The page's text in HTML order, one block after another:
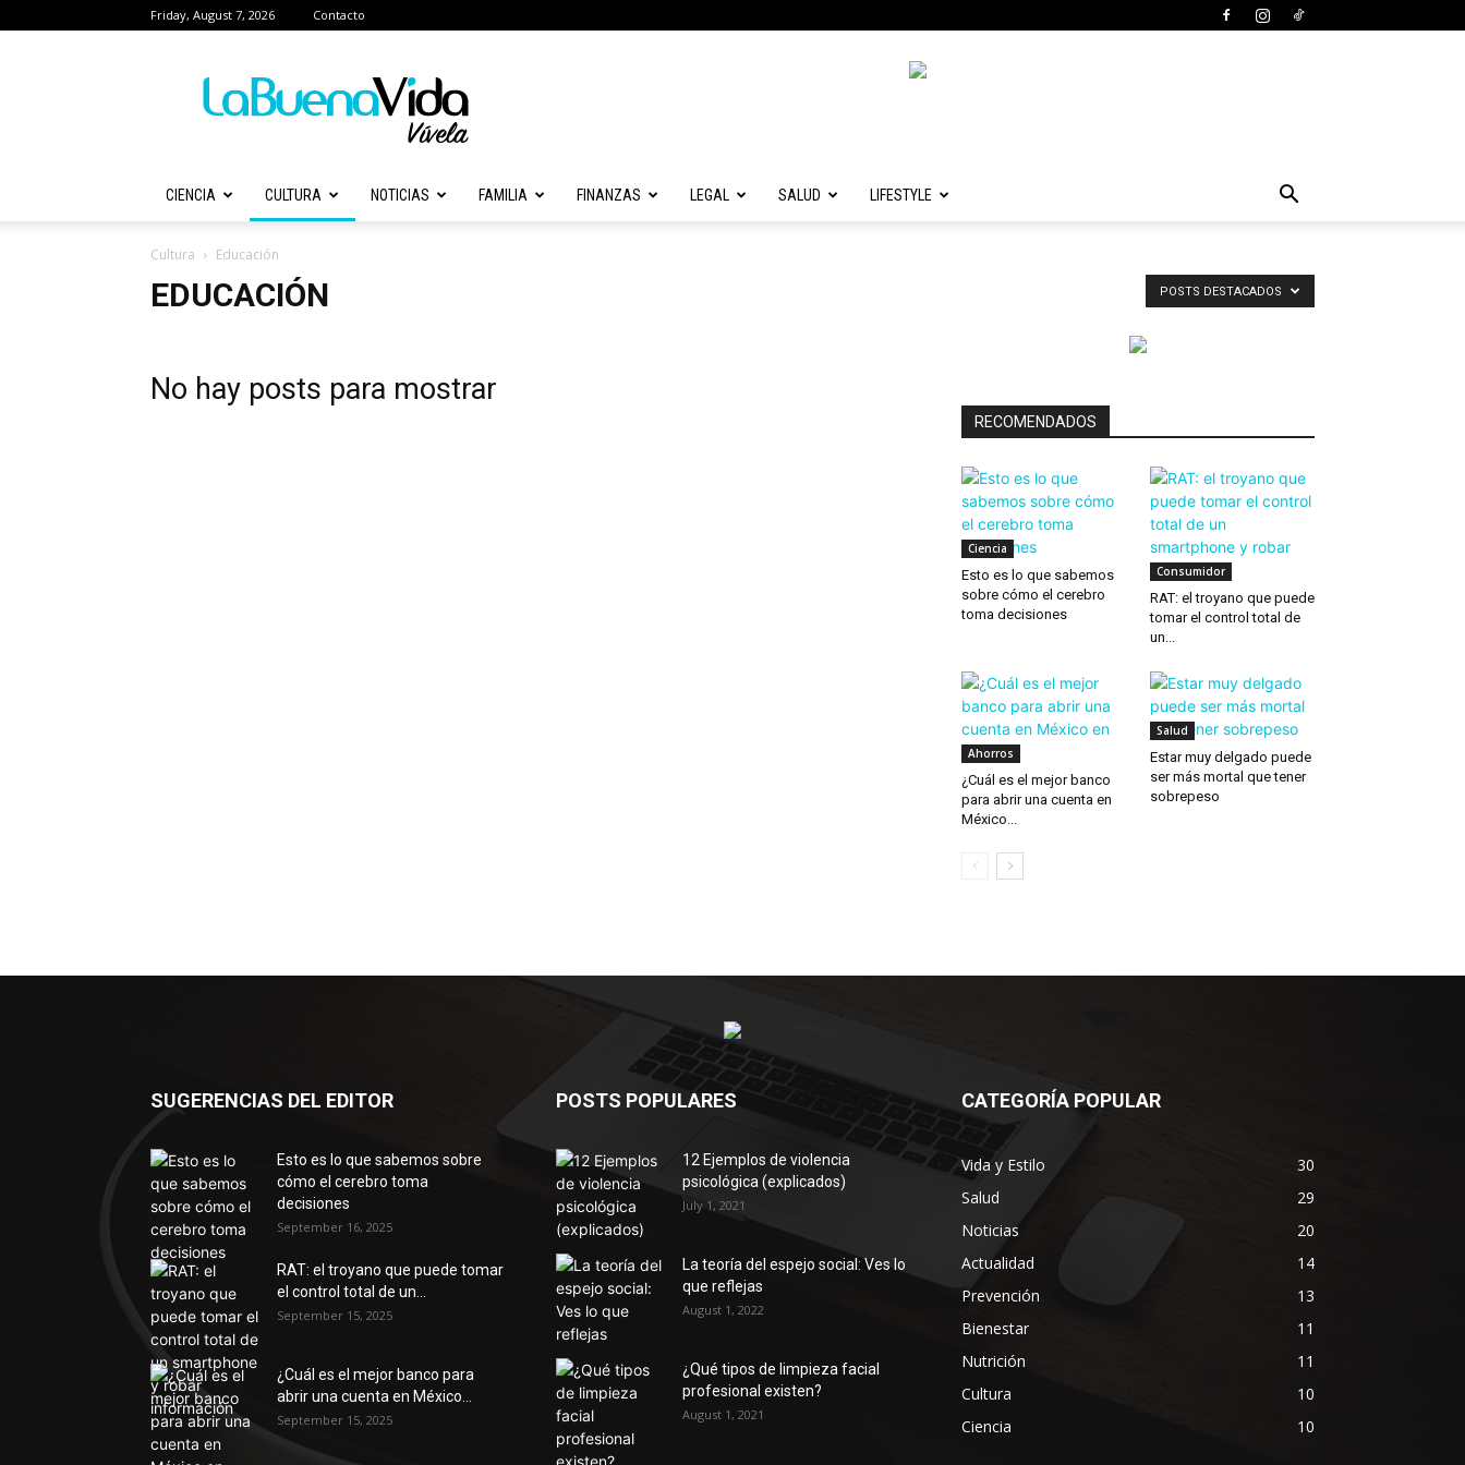
Friday, August 7, 2026 Contacto
Buena
Vida
Salud,
CIENCIA CULTURA NOTICIAS FAMILIA FINANZAS LEGAL SALUD LIFESTYLE
Cultura Educación
EDUCACIÓN POSTS DESTACADOS
No hay posts para mostrar
RECOMENDADOS
Ciencia
Esto es lo que sabemos
sobre cómo el cerebro
toma decisiones
Consumidor
RAT: el troyano que puede
tomar el control total de
un...
Ahorros
¿Cuál es el mejor banco
para abrir una cuenta en
México...
Salud
Estar muy delgado puede
ser más mortal que tener
sobrepeso
SUGERENCIAS DEL EDITOR
Esto es lo que sabemos sobre
cómo el cerebro toma
decisiones
September 16, 2025
RAT: el troyano que puede tomar
el control total de un...
September 15, 2025
¿Cuál es el mejor banco para
abrir una cuenta en México...
September 15, 2025
POSTS POPULARES
12 Ejemplos de violencia
psicológica (explicados)
July 1, 2021
La teoría del espejo social: Ves lo
que reflejas
August 1, 2022
¿Qué tipos de limpieza facial
profesional existen?
August 1, 2021
CATEGORÍA POPULAR
Vida y Estilo
30
Salud
29
Noticias
20
Actualidad
14
Prevención
13
Bienestar
11
Nutrición
11
Cultura
10
Ciencia
10